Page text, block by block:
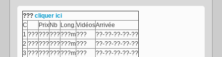
??? cliquer ici
C
Prix Nb Long.VidéosArrivée
1 ????????????m???
??-??-??-??-??
2 ????????????m???
??-??-??-??-??
3 ????????????m???
??-??-??-??-??